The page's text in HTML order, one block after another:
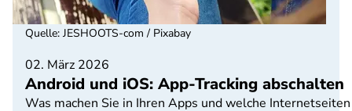
02. März 2026
Android und iOS: App-Tracking abschalten
Was machen Sie in Ihren Apps und welche
Quelle: JESHOOTS-com / Pixabay